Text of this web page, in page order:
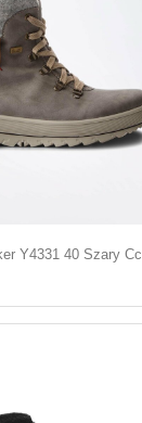
Y4331 40 Szary